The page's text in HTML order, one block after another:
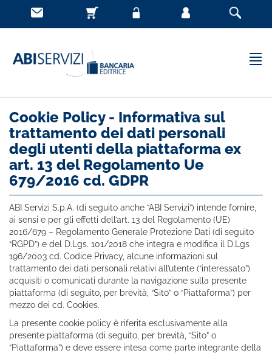
Cookie Policy - Informativa sul
trattamento dei dati personali
degli utenti della piattaforma ex
art. 13 del Regolamento Ue
679/2016 cd. GDPR
ABI Servizi S.p.A. (di seguito anche “ABI Servizi”) intende fornire,
ai sensi e per gli effetti dell’art. 13 del Regolamento (UE)
2016/679 – Regolamento Generale Protezione Dati (di seguito
“RGPD”) e del D.Lgs. 101/2018 che integra e modifica il D.Lgs
196/2003 cd. Codice Privacy, alcune informazioni sul
trattamento dei dati personali relativi all’utente (“interessato”)
acquisiti o comunicati durante la navigazione sulla presente
piattaforma (di seguito, per brevità, “Sito” o “Piattaforma”) per
mezzo dei cd. Cookies.
La presente cookie policy è riferita esclusivamente alla
presente piattaforma (di seguito, per brevità, “Sito” o
“Piattaforma”) e deve essere intesa come parte integrante della